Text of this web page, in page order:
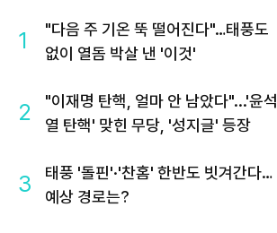
1
"다음 주 기온 뚝 떨어진다"…태풍도
없이 열돔 박살 낸 '이것'
2
"이재명 탄핵, 얼마 안 남았다"...'윤석
열 탄핵' 맞힌 무당, '성지글' 등장
3
태풍 '돌핀'·'찬홈' 한반도 빗겨간다…
예상 경로는?